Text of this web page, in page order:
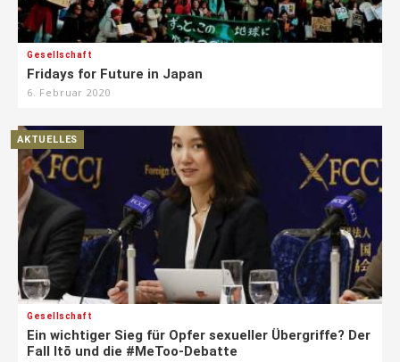
Gesellschaft
Fridays for Future in Japan
6. Februar 2020
AKTUELLES
Gesellschaft
Ein wichtiger Sieg für Opfer sexueller Übergriffe? Der
Fall Itō und die #MeToo-Debatte